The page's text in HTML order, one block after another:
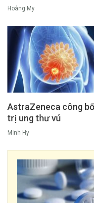
Hoàng My
AstraZeneca công
trị ung thư vú
Minh Hy